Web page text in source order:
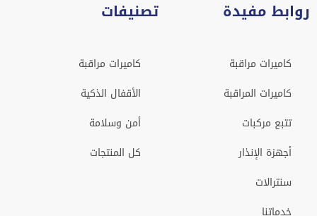
روابط مفيدة
كاميرات مراقبة
كاميرات المراقبة
تتبع مركبات
أجهزة الإنذار
سنترالات
خدماتنا
تصنيفات
كاميرات مراقبة
الأقفال الذكية
أمن وسلامة
كل المنتجات